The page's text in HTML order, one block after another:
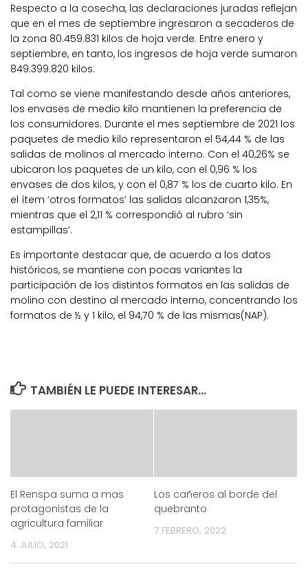
Respecto a la cosecha, las declaraciones juradas reflejan
que en el mes de septiembre ingresaron a secaderos de
la zona 80.459.831 kilos de hoja verde. Entre enero y
septiembre, en tanto, los ingresos de hoja verde sumaron
849.399.820 kilos.
Tal como se viene manifestando desde años anteriores,
los envases de medio kilo mantienen la preferencia de
los consumidores. Durante el mes septiembre de 2021 los
paquetes de medio kilo representaron el 54,44 % de las
salidas de molinos al mercado interno. Con el 40,26% se
ubicaron los paquetes de un kilo, con el 0,96 % los
envases de dos kilos, y con el 0,87 % los de cuarto kilo. En
el ítem ‘otros formatos’ las salidas alcanzaron 1,35%,
mientras que el 2,11 % correspondió al rubro ‘sin
estampillas’.
Es importante destacar que, de acuerdo a los datos
históricos, se mantiene con pocas variantes la
participación de los distintos formatos en las salidas de
molino con destino al mercado interno, concentrando los
formatos de ½ y 1 kilo, el 94,70 % de las mismas(NAP).
TAMBIÉN LE PUEDE INTERESAR...
El Renspa suma a mas
protagonistas de la
agricultura familiar
4 JULIO, 2021
Los cañeros al borde del
quebranto
7 FEBRERO, 2022